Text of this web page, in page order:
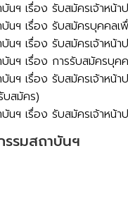
นฯ เรื่อง รับสมัครเจ้าหน้
บันฯ เรื่อง รับสมัครบุคคล
นฯ เรื่อง รับสมัครเจ้าหน้
นฯ เรื่อง การรับสมัครบุค
บันฯ เรื่อง รับสมัครเจ้าห
สมัคร)
นฯ เรื่อง รับสมัครเจ้าหน้
รมสถาบันฯ